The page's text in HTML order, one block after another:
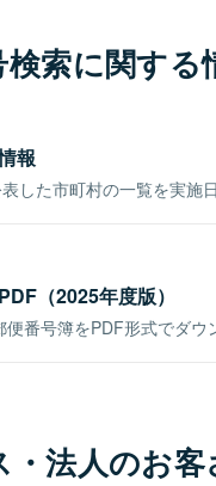
索に関する
報
した市町村の一覧を実施
（2025年度版）
番号簿をPDF形式でダウ
・法人のお